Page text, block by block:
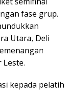
fase grup.
Utara, Deli
kepada pelatih